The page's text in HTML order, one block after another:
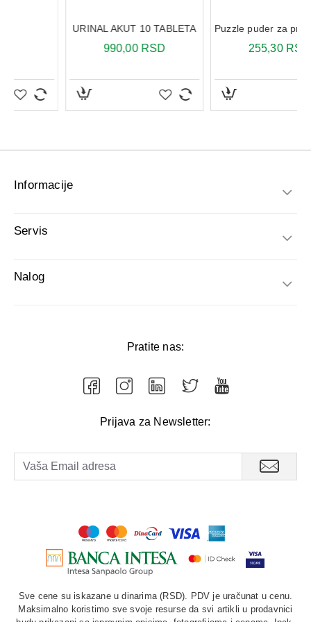
Informacije
Servis
Nalog
Pratite nas:
Prijava za Newsletter:
Sve cene su iskazane u dinarima (RSD). PDV je uračunat u cenu.
Maksimalno koristimo sve svoje resurse da svi artikli u prodavnici